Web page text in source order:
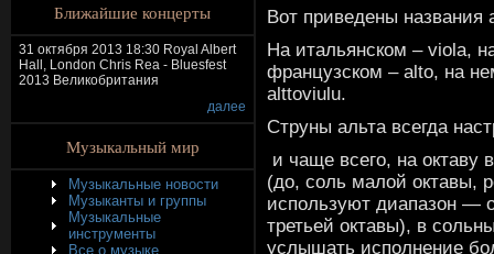
Ближайшие концерты
31 октября 2013 18:30 Royal Albert
Hall, London Chris Rea - Bluesfest
2013 Великобритания
далее
Музыкальный мир
Музыкальные новости
Музыканты и группы
Музыкальные
инструменты
Все о музыке
Вот приведены названия
На итальянском – viola,
французском – alto, на
alttoviulu.
Струны альта всегда
и чаще всего, на
(до, соль малой октавы,
используют диапазон —
третьей октавы), в
услышать исполнение